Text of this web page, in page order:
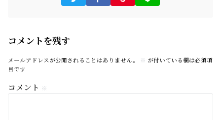
コメントを残す
メールアドレスが公開されることはありません。 ※ が付いている欄は必須項
目です
コメント ※